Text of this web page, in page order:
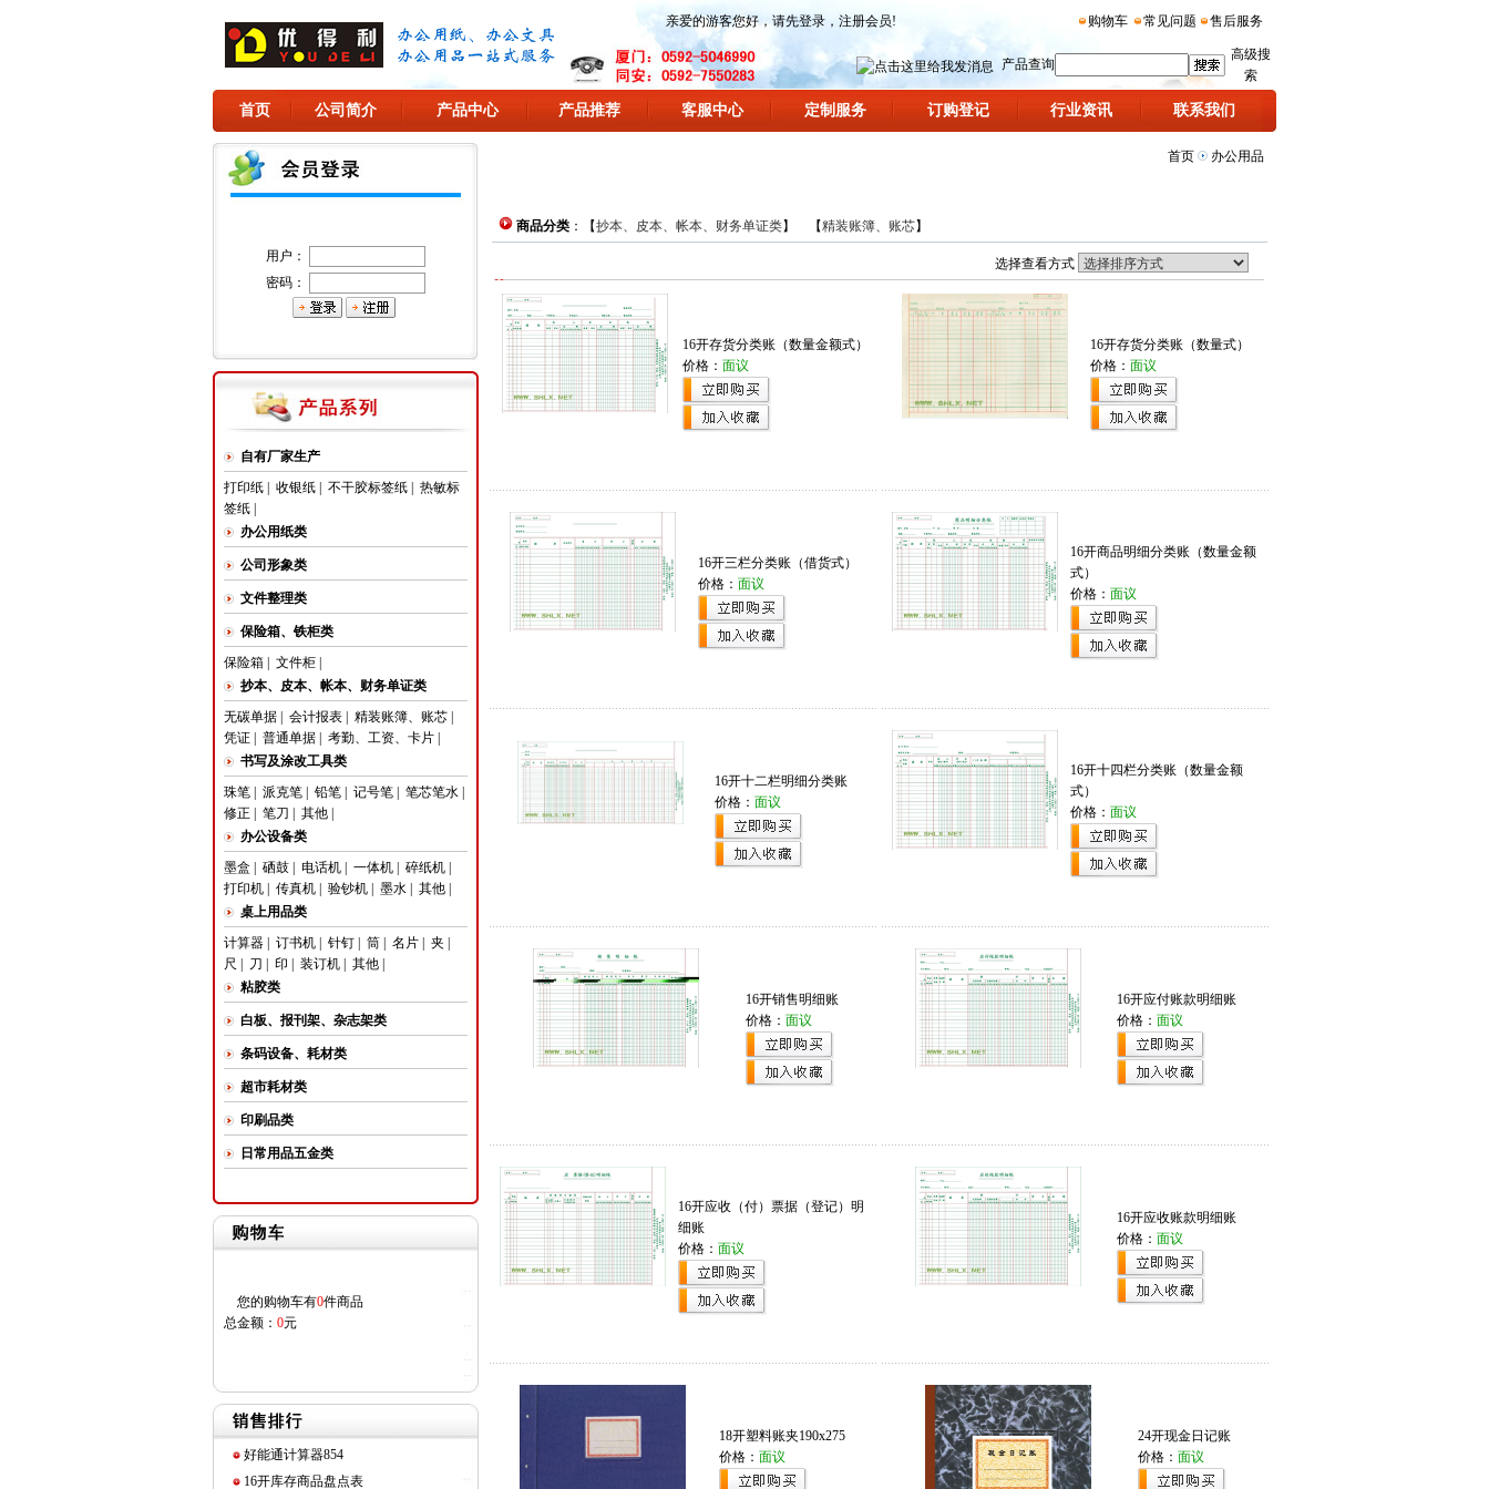
亲爱的游客您好，请先登录 ， 注册会员! 购物车 常见问题 售后服务
产品查询
高级搜
索
首页 公司简介 产品中心 产品推荐 客服中心 定制服务 订购登记 行业资讯 联系我们
用户：
密码：
自有厂家生产
打印纸| 收银纸| 不干胶标签纸| 热敏标
签纸|
办公用纸类
公司形象类
文件整理类
保险箱、铁柜类
保险箱| 文件柜|
抄本、皮本、帐本、财务单证类
无碳单据| 会计报表| 精装账簿、账芯|
凭证| 普通单据| 考勤、工资、卡片|
书写及涂改工具类
珠笔| 派克笔| 铅笔| 记号笔| 笔芯笔水|
修正
笔刀 其他|
办公设备类
墨盒
硒鼓| 电话机| 一体机| 碎纸机|
打印机| 传真机| 验钞机| 墨水| 其他|
桌上用品类
计算器| 订书机| 针钉| 筒| 名片| 夹
尺
刀 印 装订机| 其他|
粘胶类
白板、报刊架、杂志架类
条码设备、耗材类
超市耗材类
印刷品类
日常用品五金类
您的购物车有0件商品
总金额： 0元
好能通计算器854
16开库存商品盘点表
首页 办公用品
商品分类：【抄本、皮本、帐本、财务单证类】 【精装账簿、账芯】
选择查看方式
16开存货分类账（数量金额式）
价格： 面议
16开存货分类账（数量式）
价格： 面议
16开三栏分类账（借货式）
价格： 面议
16开商品明细分类账（数量金额
式）
价格： 面议
16开十二栏明细分类账
价格： 面议
16开十四栏分类账（数量金额
式）
价格： 面议
16开销售明细账
价格： 面议
16开应付账款明细账
价格： 面议
16开应收（付）票据（登记）明
细账
价格： 面议
16开应收账款明细账
价格： 面议
18开塑料账夹190x275
价格： 面议
24开现金日记账
价格： 面议